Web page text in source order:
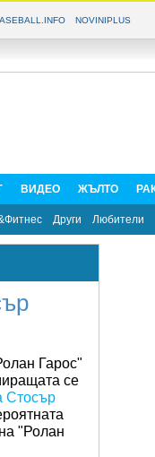
NOVINIPLUS
ВИДЕО ЖЪЛТО
Други Любители
Гарос"
се
Стосър
"Ролан